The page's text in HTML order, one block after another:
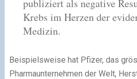
publiziert als negative
Krebs im Herzen der
Medizin.
Beispielsweise hat Pfizer, das
Pharmaunternehmen der Welt,